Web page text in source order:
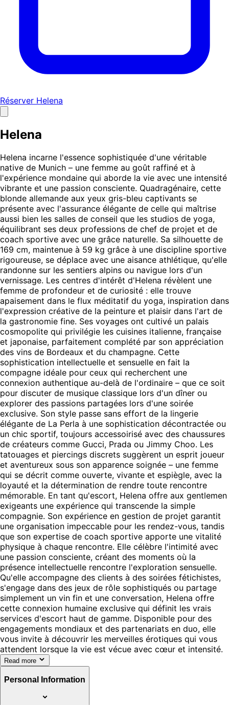
Réserver Helena
Helena
Helena incarne l'essence sophistiquée d'une véritable
native de Munich – une femme au goût raffiné et à
l'expérience mondaine qui aborde la vie avec une intensité
vibrante et une passion consciente. Quadragénaire, cette
blonde allemande aux yeux gris-bleu captivants se
présente avec l'assurance élégante de celle qui maîtrise
aussi bien les salles de conseil que les studios de yoga,
équilibrant ses deux professions de chef de projet et de
coach sportive avec une grâce naturelle. Sa silhouette de
169 cm, maintenue à 59 kg grâce à une discipline sportive
rigoureuse, se déplace avec une aisance athlétique, qu'elle
randonne sur les sentiers alpins ou navigue lors d'un
vernissage. Les centres d'intérêt d'Helena révèlent une
femme de profondeur et de curiosité : elle trouve
apaisement dans le flux méditatif du yoga, inspiration dans
l'expression créative de la peinture et plaisir dans l'art de
la gastronomie fine. Ses voyages ont cultivé un palais
cosmopolite qui privilégie les cuisines italienne, française
et japonaise, parfaitement complété par son appréciation
des vins de Bordeaux et du champagne. Cette
sophistication intellectuelle et sensuelle en fait la
compagne idéale pour ceux qui recherchent une
connexion authentique au-delà de l'ordinaire – que ce soit
pour discuter de musique classique lors d'un dîner ou
explorer des passions partagées lors d'une soirée
exclusive. Son style passe sans effort de la lingerie
élégante de La Perla à une sophistication décontractée ou
un chic sportif, toujours accessoirisé avec des chaussures
de créateurs comme Gucci, Prada ou Jimmy Choo. Les
tatouages et piercings discrets suggèrent un esprit joueur
et aventureux sous son apparence soignée – une femme
qui se décrit comme ouverte, vivante et espiègle, avec la
loyauté et la détermination de rendre toute rencontre
mémorable. En tant qu'escort, Helena offre aux gentlemen
exigeants une expérience qui transcende la simple
compagnie. Son expérience en gestion de projet garantit
une organisation impeccable pour les rendez-vous, tandis
que son expertise de coach sportive apporte une vitalité
physique à chaque rencontre. Elle célèbre l'intimité avec
une passion consciente, créant des moments où la
présence intellectuelle rencontre l'exploration sensuelle.
Qu'elle accompagne des clients à des soirées fétichistes,
s'engage dans des jeux de rôle sophistiqués ou partage
simplement un vin fin et une conversation, Helena offre
cette connexion humaine exclusive qui définit les vrais
services d'escort haut de gamme. Disponible pour des
engagements mondiaux et des partenariats en duo, elle
vous invite à découvrir les merveilles érotiques qui vous
attendent lorsque la vie est vécue avec cœur et intensité.
Read more
Personal Information